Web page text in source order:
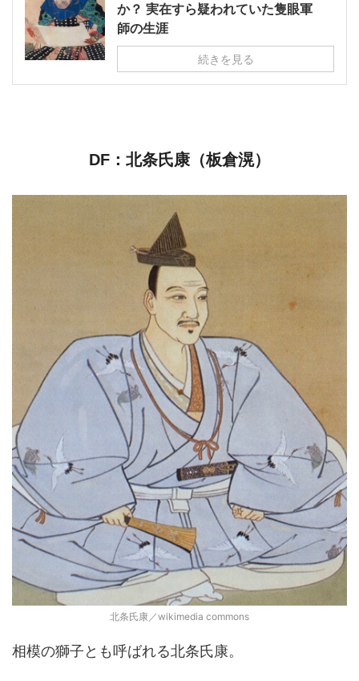
か？ 実在すら疑われていた隻眼軍
師の生涯
続きを見る
DF：北条氏康（板倉滉）
北条氏康／wikimedia commons
相模の獅子とも呼ばれる北条氏康。